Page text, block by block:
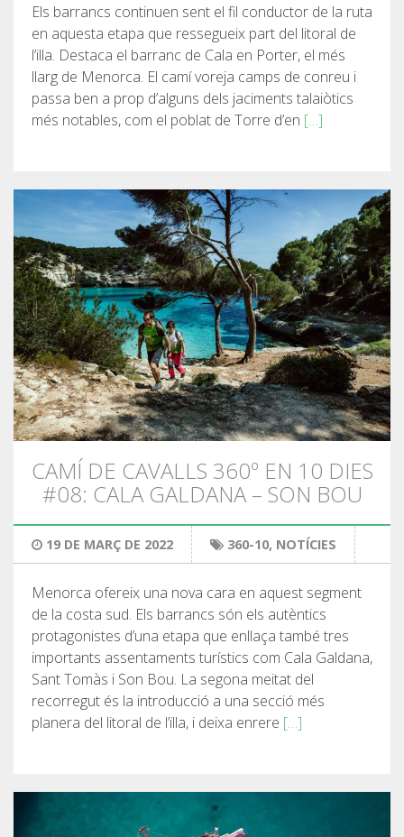
7 ETAPES
6 ETAPES
4 ETAPES
NON-STOP
NORMES I CRITERIS DE VALIDACIÓ
RÀNQUING
SERVEI D’ASSISTÈNCIA
ENVIA UN INTENT
PREU
SERVEIS INCLOSOS
ALLOTJAMENT
Els barrancs continuen sent el fil conductor de la ruta
en aquesta etapa que ressegueix part del litoral de
l’illa. Destaca el barranc de Cala en Porter, el més
llarg de Menorca. El camí voreja camps de conreu i
passa ben a prop d’alguns dels jaciments talaiòtics
més notables, com el poblat de Torre d’en […]
CAMÍ DE CAVALLS 360º EN 10 DIES
#08: CALA GALDANA – SON BOU
19 DE MARÇ DE 2022 360-10, NOTÍCIES
Menorca ofereix una nova cara en aquest segment
de la costa sud. Els barrancs són els autèntics
protagonistes d’una etapa que enllaça també tres
importants assentaments turístics com Cala Galdana,
Sant Tomàs i Son Bou. La segona meitat del
recorregut és la introducció a una secció més
planera del litoral de l’illa, i deixa enrere […]